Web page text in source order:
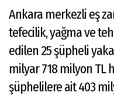
Ankara merkezli eş
tefecilik, yağma ve
edilen 25 şüpheli
milyar 718 milyon TL
şüphelilere ait 403